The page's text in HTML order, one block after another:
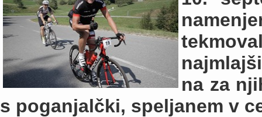
na za
s poganjalčki, speljanem v